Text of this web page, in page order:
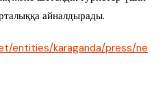
айналдырады.
entities/karaganda/press/ne